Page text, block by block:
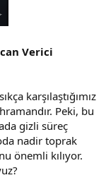
Verici
karşılaştığımız
Peki, bu
gizli süreç
nadir toprak
önemli kılıyor.